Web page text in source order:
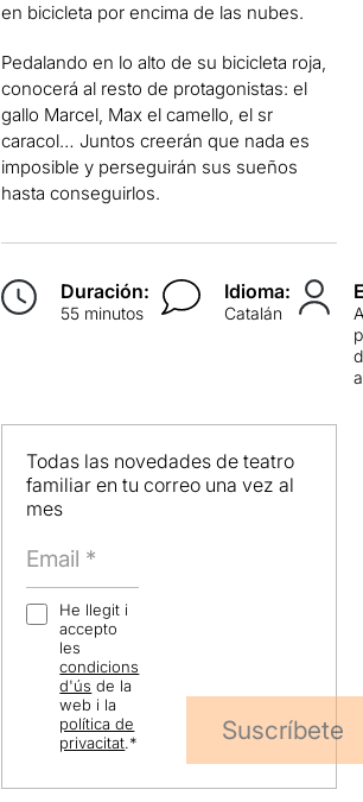
en bicicleta por encima de las nubes.
Pedalando en lo alto de su bicicleta roja,
conocerá al resto de protagonistas: el
gallo Marcel, Max el camello, el sr
caracol… Juntos creerán que nada es
imposible y perseguirán sus sueños
hasta conseguirlos.
Duración:
55 minutos
Idioma:
Catalán
Todas las novedades de teatro
familiar en tu correo una vez al
mes
He llegit i
accepto
les
condicions
d'ús de la
web i la
política de
privacitat.* Suscríbete